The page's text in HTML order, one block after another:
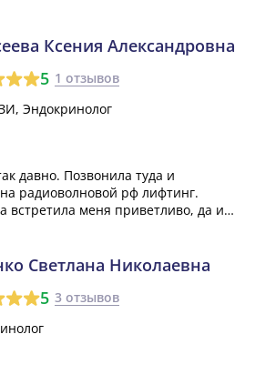
Ксения Александровна
5 1 отзывов
Эндокринолог
давно. Позвонила туда и
радиоволновой рф лифтинг.
встретила меня приветливо, да и
рекомендовать...»
Светлана Николаевна
5 3 отзывов